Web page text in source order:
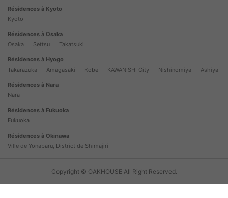
Résidences à Kyoto
Kyoto
Résidences à Osaka
Osaka
Settsu Takatsuki
Résidences à Hyogo
Takarazuka
Amagasaki Kobe KAWANISHI City Nishinomiya Ashiya
Résidences à Nara
Nara
Résidences à Fukuoka
Fukuoka
Résidences à Okinawa
Ville de Yonabaru, District de Shimajiri
Copyright © OAKHOUSE All Right Reserved.